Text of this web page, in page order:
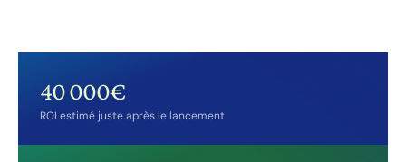
40 000€
ROI estimé juste après le lancement